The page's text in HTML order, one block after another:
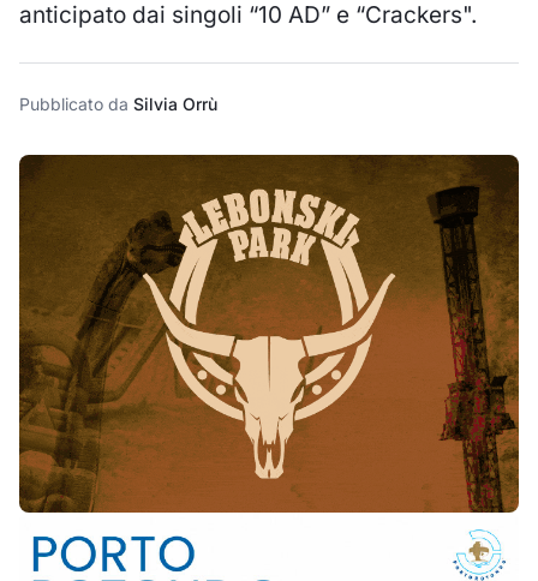
anticipato dai singoli “10 AD” e “Crackers".
Pubblicato da Silvia Orrù